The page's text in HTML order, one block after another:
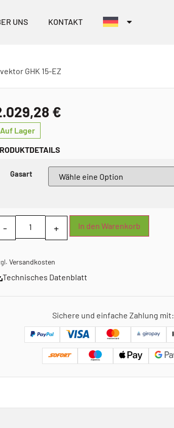
UNS KONTAKT
GHK 15-EZ
€
Auf Lager
Gasart
In den Warenkorb
Versandkosten
Technisches Datenblatt
Sichere und einfache Zahlung mit: